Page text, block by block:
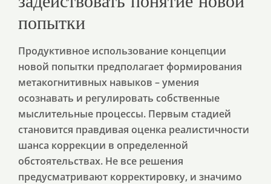
попытки
Продуктивное использование концепции
новой попытки предполагает формирования
метакогнитивных навыков – умения
осознавать и регулировать собственные
мыслительные процессы. Первым стадией
становится правдивая оценка реалистичности
шанса коррекции в определенной
обстоятельствах. Не все решения
предусматривают корректировку, и значимо